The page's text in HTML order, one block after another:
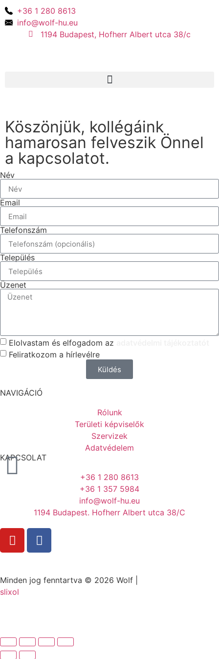
+36 1 280 8613
info@wolf-hu.eu
1194 Budapest, Hofherr Albert utca 38/c
Köszönjük, kollégáink
hamarosan felveszik Önnel
a kapcsolatot.
Név
Email
Telefonszám
Település
Üzenet
Elolvastam és elfogadom az
Feliratkozom a hírlevélre
Küldés
NAVIGÁCIÓ
Rólunk
Területi képviselők
Szervizek
Adatvédelem
KAPCSOLAT
+36 1 280 8613
+36 1 357 5984
info@wolf-hu.eu
1194 Budapest. Hofherr Albert utca 38/C
Minden jog fenntartva © 2026 Wolf |
slixol